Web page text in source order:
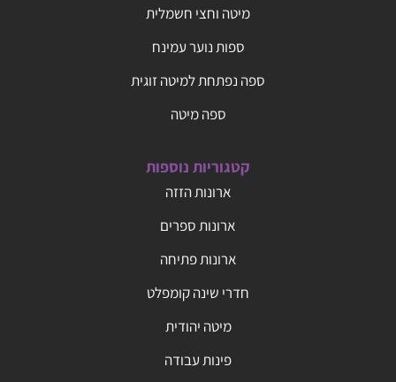
מיטה וחצי חשמלית
ספות נוער עמינח
ספה נפתחת למיטה זוגית
ספה מיטה
קטגוריות נוספות
ארונות הזזה
ארונות ספרים
ארונות פתיחה
חדרי שינה קומפלט
מיטה יהודית
פינות עבודה